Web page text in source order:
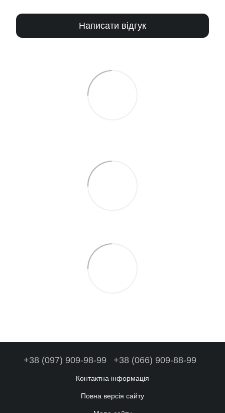
Написати відгук
+38 (097) 909-98-99 +38 (066) 909-88-99
Контактна інформація
Повна версія сайту